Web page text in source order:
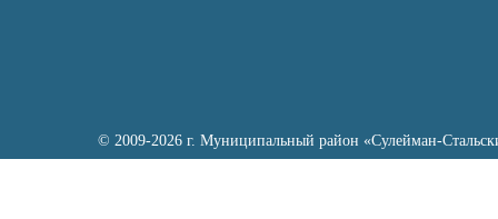
© 2009-2026 г. Муниципальный район «Сулейман-